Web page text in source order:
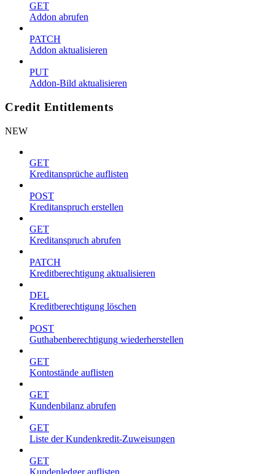
GET
Addon abrufen
PATCH
Addon aktualisieren
PUT
Addon-Bild aktualisieren
Credit Entitlements
NEW
GET
Kreditansprüche auflisten
POST
Kreditanspruch erstellen
GET
Kreditanspruch abrufen
PATCH
Kreditberechtigung aktualisieren
DEL
Kreditberechtigung löschen
POST
Guthabenberechtigung wiederherstellen
GET
Kontostände auflisten
GET
Kundenbilanz abrufen
GET
Liste der Kundenkredit-Zuweisungen
GET
Kundenledger auflisten